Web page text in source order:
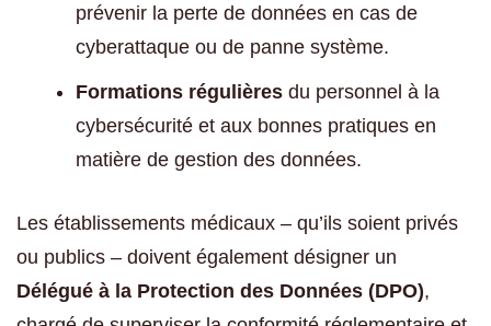
prévenir la perte de données en cas de
cyberattaque ou de panne système.
Formations régulières du personnel à la
cybersécurité et aux bonnes pratiques en
matière de gestion des données.
Les établissements médicaux – qu’ils soient privés
ou publics – doivent également désigner un
Délégué à la Protection des Données (DPO),